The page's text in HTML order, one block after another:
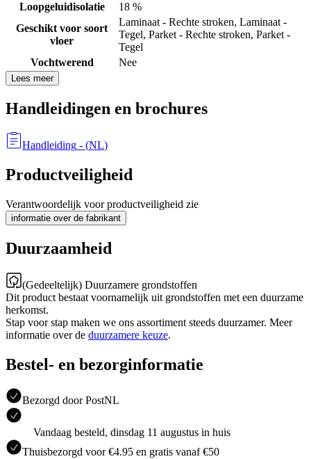
Loopgeluidisolatie
18 %
Geschikt voor soort
vloer
Laminaat - Rechte stroken, Laminaat -
Tegel, Parket - Rechte stroken, Parket -
Tegel
Vochtwerend
Nee
Lees meer
Handleidingen en brochures
Handleiding - (NL)
Productveiligheid
Verantwoordelijk voor productveiligheid zie
informatie over de fabrikant
Duurzaamheid
(Gedeeltelijk) Duurzamere grondstoffen
Dit product bestaat voornamelijk uit grondstoffen met een duurzame
herkomst.
Stap voor stap maken we ons assortiment steeds duurzamer. Meer
informatie over de duurzamere keuze.
Bestel- en bezorginformatie
Bezorgd door PostNL
Vandaag besteld, dinsdag 11 augustus in huis
Thuisbezorgd voor €4.95 en gratis vanaf €50